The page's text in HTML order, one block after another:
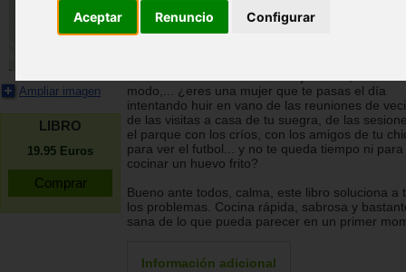
Aceptar Renuncio Configurar
Ampliar imagen
LIBRO
19.95 Euros
Xabier Gutiérrez
modo,... ¿eres una mujer que te pasas el día
intentando huir en vano de las reuniones de
de las visitas a casa de tu suegra, de las
el parque con los críos, con los amigos de tu
para ver el futbol... y no te queda tiempo ni para
cocinar un huevo frito?
Bueno ante todos, calma, este libro soluciona a
los problemas. Cocina rápida, sabrosa y
sana de lo que pueda parecer en un primer
Información adicional